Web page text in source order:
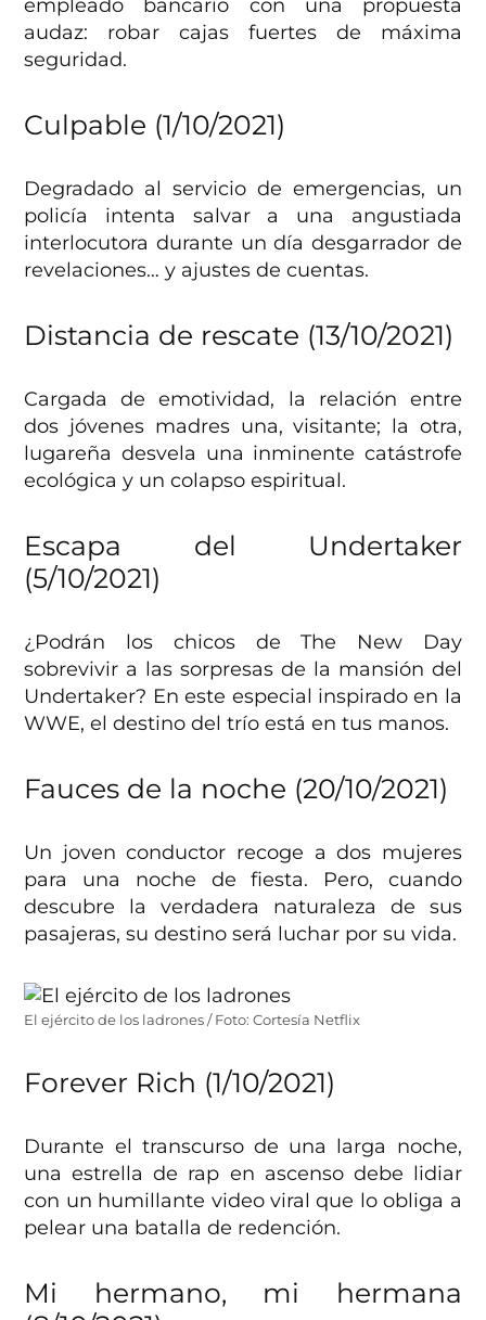
empleado bancario con una propuesta
audaz: robar cajas fuertes de máxima
seguridad.
Culpable (1/10/2021)
Degradado al servicio de emergencias, un
policía intenta salvar a una angustiada
interlocutora durante un día desgarrador de
revelaciones… y ajustes de cuentas.
Distancia de rescate (13/10/2021)
Cargada de emotividad, la relación entre
dos jóvenes madres una, visitante; la otra,
lugareña desvela una inminente catástrofe
ecológica y un colapso espiritual.
Escapa del Undertaker
(5/10/2021)
¿Podrán los chicos de The New Day
sobrevivir a las sorpresas de la mansión del
Undertaker? En este especial inspirado en la
WWE, el destino del trío está en tus manos.
Fauces de la noche (20/10/2021)
Un joven conductor recoge a dos mujeres
para una noche de fiesta. Pero, cuando
descubre la verdadera naturaleza de sus
pasajeras, su destino será luchar por su vida.
El ejército de los ladrones / Foto: Cortesía Netflix
Forever Rich (1/10/2021)
Durante el transcurso de una larga noche,
una estrella de rap en ascenso debe lidiar
con un humillante video viral que lo obliga a
pelear una batalla de redención.
Mi hermano, mi hermana